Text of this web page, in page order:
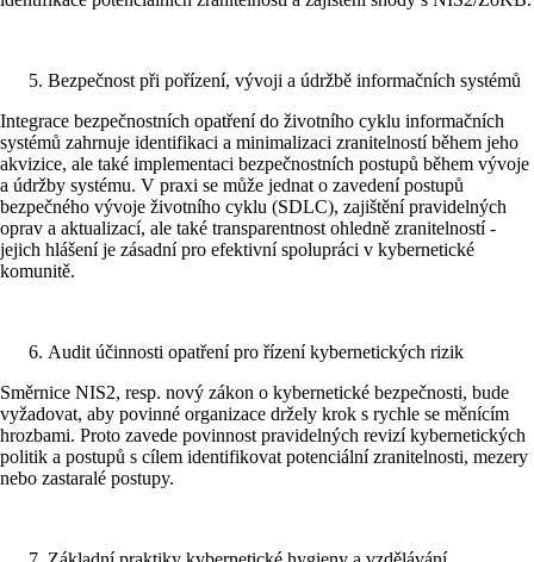
Bezpečnost při pořízení, vývoji a údržbě informačních systémů
Integrace bezpečnostních opatření do životního cyklu informačních
systémů zahrnuje identifikaci a minimalizaci zranitelností během jeho
akvizice, ale také implementaci bezpečnostních postupů během vývoje
a údržby systému. V praxi se může jednat o zavedení postupů
bezpečného vývoje životního cyklu (SDLC), zajištění pravidelných
oprav a aktualizací, ale také transparentnost ohledně zranitelností -
jejich hlášení je zásadní pro efektivní spolupráci v kybernetické
komunitě.
Audit účinnosti opatření pro řízení kybernetických rizik
Směrnice NIS2, resp. nový zákon o kybernetické bezpečnosti, bude
vyžadovat, aby povinné organizace držely krok s rychle se měnícím
hrozbami. Proto zavede povinnost pravidelných revizí kybernetických
politik a postupů s cílem identifikovat potenciální zranitelnosti, mezery
nebo zastaralé postupy.